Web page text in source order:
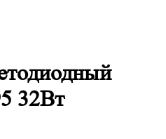
32Вт